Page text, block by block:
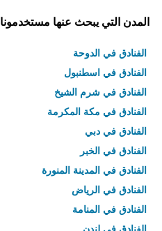
المدن التي يبحث عنها مستخدمونا
الفنادق في الدوحة
الفنادق في اسطنبول
الفنادق في شرم الشيخ
الفنادق في مكة المكرمة
الفنادق في دبي
الفنادق في الخبر
الفنادق في المدينة المنورة
الفنادق في الرياض
الفنادق في المنامة